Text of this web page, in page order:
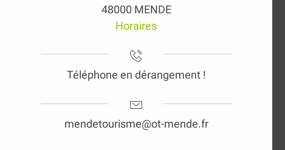
48000 MENDE
Horaires
Téléphone en dérangement !
mendetourisme@ot-mende.fr